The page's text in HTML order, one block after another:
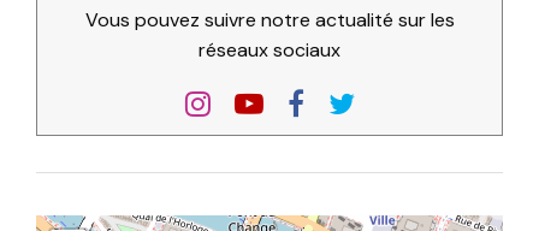
Vous pouvez suivre notre actualité sur les
réseaux sociaux